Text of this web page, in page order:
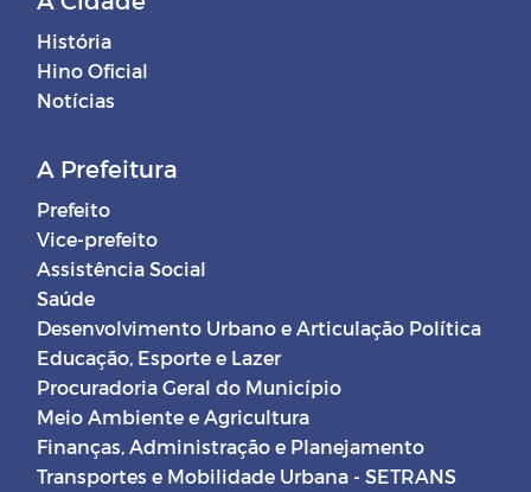
História
Hino Oficial
Notícias
A Prefeitura
Prefeito
Vice-prefeito
Assistência Social
Saúde
Desenvolvimento Urbano e Articulação Política
Educação, Esporte e Lazer
Procuradoria Geral do Município
Meio Ambiente e Agricultura
Finanças, Administração e Planejamento
Transportes e Mobilidade Urbana - SETRANS